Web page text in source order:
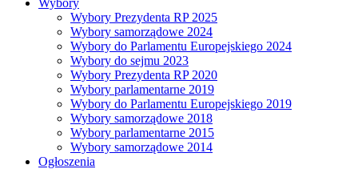
Wybory
Wybory Prezydenta RP 2025
Wybory samorządowe 2024
Wybory do Parlamentu Europejskiego 2024
Wybory do sejmu 2023
Wybory Prezydenta RP 2020
Wybory parlamentarne 2019
Wybory do Parlamentu Europejskiego 2019
Wybory samorządowe 2018
Wybory parlamentarne 2015
Wybory samorządowe 2014
Ogłoszenia